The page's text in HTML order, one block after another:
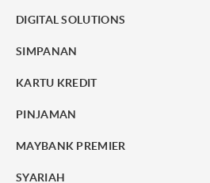
DIGITAL SOLUTIONS
SIMPANAN
KARTU KREDIT
PINJAMAN
MAYBANK PREMIER
SYARIAH